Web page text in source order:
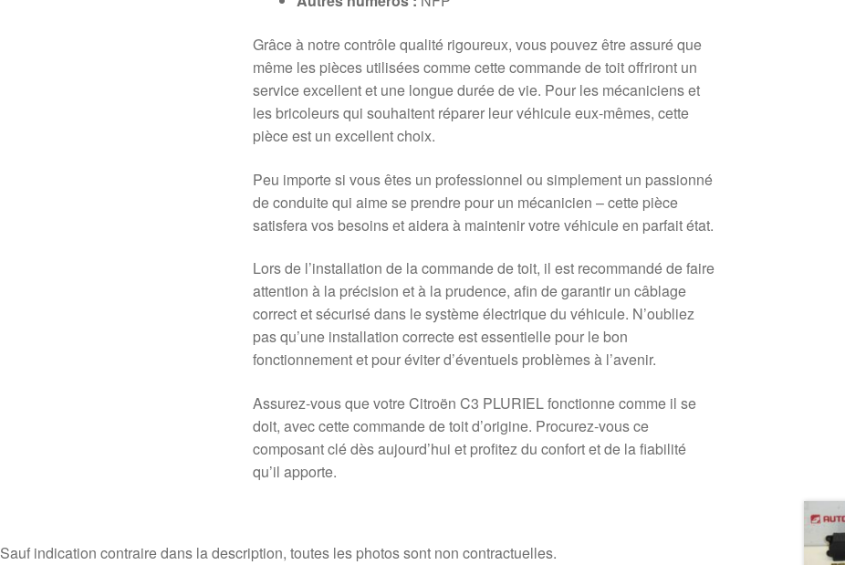
Grâce à notre contrôle qualité rigoureux, vous pouvez être assuré que
même les pièces utilisées comme cette commande de toit offriront un
service excellent et une longue durée de vie. Pour les mécaniciens et
les bricoleurs qui souhaitent réparer leur véhicule eux-mêmes, cette
pièce est un excellent choix.
Peu importe si vous êtes un professionnel ou simplement un passionné
de conduite qui aime se prendre pour un mécanicien – cette pièce
satisfera vos besoins et aidera à maintenir votre véhicule en parfait état.
Lors de l’installation de la commande de toit, il est recommandé de faire
attention à la précision et à la prudence, afin de garantir un câblage
correct et sécurisé dans le système électrique du véhicule. N’oubliez
pas qu’une installation correcte est essentielle pour le bon
fonctionnement et pour éviter d’éventuels problèmes à l’avenir.
Assurez-vous que votre Citroën C3 PLURIEL fonctionne comme il se
doit, avec cette commande de toit d’origine. Procurez-vous ce
composant clé dès aujourd’hui et profitez du confort et de la fiabilité
qu’il apporte.
Sauf indication contraire dans la description, toutes les photos sont non contractuelles.